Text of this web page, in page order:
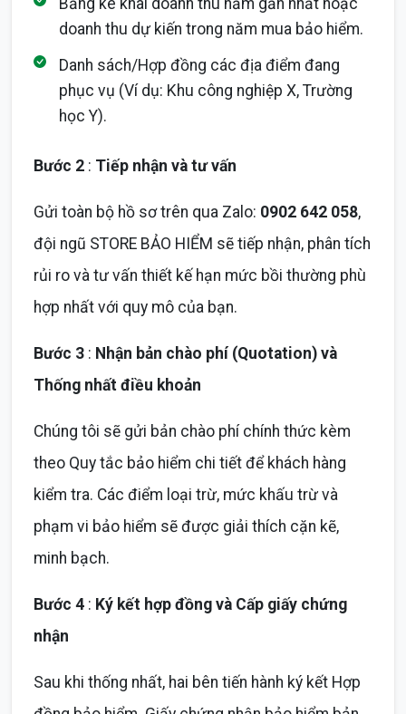
doanh thu dự kiến trong năm mua bảo hiểm.
Danh sách/Hợp đồng các địa điểm đang
phục vụ (Ví dụ: Khu công nghiệp X, Trường
học Y).
Bước 2 : Tiếp nhận và tư vấn
Gửi toàn bộ hồ sơ trên qua Zalo: 0902 642 058,
đội ngũ STORE BẢO HIỂM sẽ tiếp nhận, phân tích
rủi ro và tư vấn thiết kế hạn mức bồi thường phù
hợp nhất với quy mô của bạn.
Bước 3 : Nhận bản chào phí (Quotation) và
Thống nhất điều khoản
Chúng tôi sẽ gửi bản chào phí chính thức kèm
theo Quy tắc bảo hiểm chi tiết để khách hàng
kiểm tra. Các điểm loại trừ, mức khấu trừ và
phạm vi bảo hiểm sẽ được giải thích cặn kẽ,
minh bạch.
Bước 4 : Ký kết hợp đồng và Cấp giấy chứng
nhận
Sau khi thống nhất, hai bên tiến hành ký kết Hợp